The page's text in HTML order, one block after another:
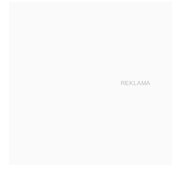
REKLAMA